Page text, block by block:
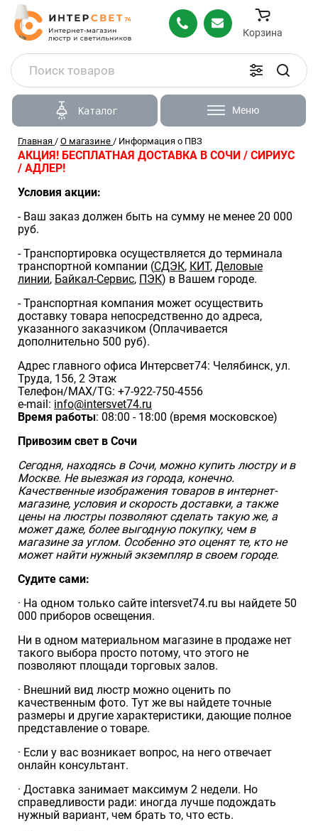
Корзина
Каталог Меню
Главная / О магазине / Информация о ПВЗ
АКЦИЯ! БЕСПЛАТНАЯ ДОСТАВКА В СОЧИ / СИРИУС
/ АДЛЕР!
Условия акции:
- Ваш заказ должен быть на сумму не менее 20 000
руб.
- Транспортировка осуществляется до терминала
транспортной компании (СДЭК, КИТ, Деловые
линии, Байкал-Сервис, ПЭК) в Вашем городе.
- Транспортная компания может осуществить
доставку товара непосредственно до адреса,
указанного заказчиком (Оплачивается
дополнительно 500 руб).
Адрес главного офиса Интерсвет74: Челябинск, ул.
Труда, 156, 2 Этаж
Телефон/MAX/TG: +7-922-750-4556
e-mail: info@intersvet74.ru
Время работы: 08:00 - 18:00 (время московское)
Привозим свет в Сочи
Сегодня, находясь в Сочи, можно купить люстру и в
Москве. Не выезжая из города, конечно.
Качественные изображения товаров в интернет-
магазине, условия и скорость доставки, а также
цены на люстры позволяют сделать такую же, а
может даже, более выгодную покупку, чем в
магазине за углом. Особенно это оценят те, кто не
может найти нужный экземпляр в своем городе.
Судите сами:
· На одном только сайте intersvet74.ru вы найдете 50
000 приборов освещения.
Ни в одном материальном магазине в продаже нет
такого выбора просто потому, что этого не
позволяют площади торговых залов.
· Внешний вид люстр можно оценить по
качественным фото. Тут же вы найдете точные
размеры и другие характеристики, дающие полное
представление о товаре.
· Если у вас возникает вопрос, на него отвечает
онлайн консультант.
· Доставка занимает максимум 2 недели. Но
справедливости ради: иногда лучше подождать
нужный вариант, чем брать то, что есть.